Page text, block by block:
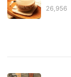
26,956